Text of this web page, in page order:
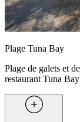
Plage Tuna Bay
Plage de galets et
restaurant Tuna